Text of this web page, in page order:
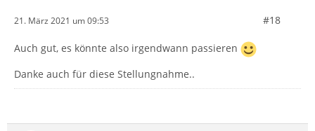
21. März 2021 um 09:53 #18
Auch gut, es könnte also irgendwann passieren
Danke auch für diese Stellungnahme..